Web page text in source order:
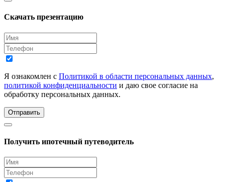
Скачать презентацию
Я ознакомлен с Политикой в области персональных данных,
политикой конфиденциальности и даю свое согласие на
обработку персональных данных.
Отправить
Получить ипотечный путеводитель